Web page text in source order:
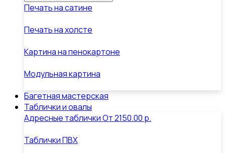
Печать на сатине
Печать на холсте
Картина на пенокартоне
Модульная картина
Багетная мастерская
Таблички и овалы
Адресные табличкиОт2150.00 р.
Таблички ПВХ